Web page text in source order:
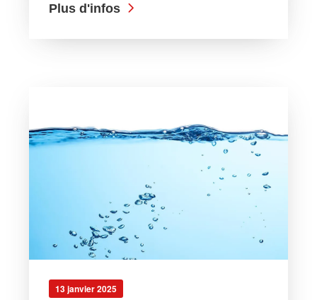
Plus d'infos
13 janvier 2025